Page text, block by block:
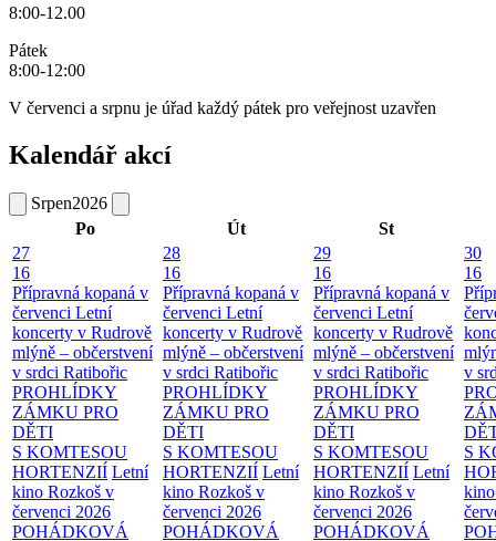
8:00-12.00
Pátek
8:00-12:00
V červenci a srpnu je úřad každý pátek pro veřejnost uzavřen
Kalendář akcí
Srpen2026
Po
Út
St
27
16
Přípravná kopaná v
červenci Letní
koncerty v Rudrově
mlýně – občerstvení
v srdci Ratibořic
PROHLÍDKY
ZÁMKU PRO
DĚTI
S KOMTESOU
HORTENZIÍ Letní
kino Rozkoš v
červenci 2026
POHÁDKOVÁ
28
16
Přípravná kopaná v
červenci Letní
koncerty v Rudrově
mlýně – občerstvení
v srdci Ratibořic
PROHLÍDKY
ZÁMKU PRO
DĚTI
S KOMTESOU
HORTENZIÍ Letní
kino Rozkoš v
červenci 2026
POHÁDKOVÁ
29
16
Přípravná kopaná v
červenci Letní
koncerty v Rudrově
mlýně – občerstvení
v srdci Ratibořic
PROHLÍDKY
ZÁMKU PRO
DĚTI
S KOMTESOU
HORTENZIÍ Letní
kino Rozkoš v
červenci 2026
POHÁDKOVÁ
30
16
v
S